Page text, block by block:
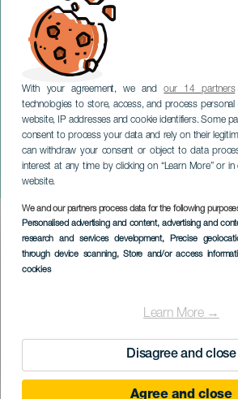
With your agreement, we andour 14 partners
technologies to store, access, and process
website, IP addresses and cookie identifiers. Some
consent to process your data and rely on their
can withdraw your consent or object to data
interest at any time by clicking on “Learn More” or
website.
We and our partners process data for the following
Personalised advertising and content, advertising and
research and services development, Precise
through device scanning, Store and/or access
cookies
Learn More →
Disagree and close
Agree and close
Discoteca del
lo spettacolo
GRAN CANARIA
Imagen
Listado